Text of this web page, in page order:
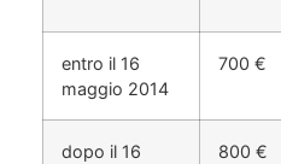
entro il 16
maggio 2014
700 €
dopo il 16
800 €